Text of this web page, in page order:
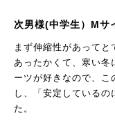
次男様(中学生）Mサ
まず伸縮性があって
あったかくて、寒い冬
ーツが好きなので、こ
し、「安定しているの
た。